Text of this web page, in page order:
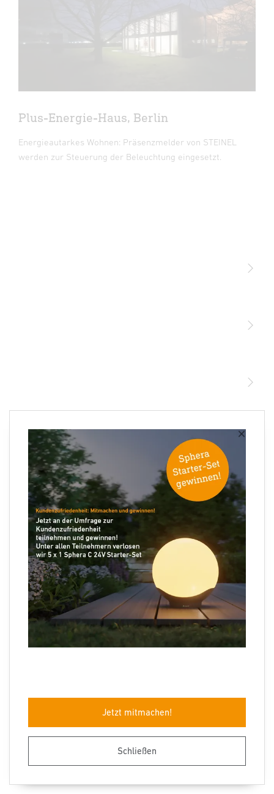
×
Schließen
Jetzt mitmachen!
Plus-Energie-Haus, Berlin
Energieautarkes Wohnen: Präsenzmelder von STEINEL
werden zur Steuerung der Beleuchtung eingesetzt.
Newsletter anmelden
Ihre E-Mail Adresse
Folgen Sie uns
Sprachauswahl